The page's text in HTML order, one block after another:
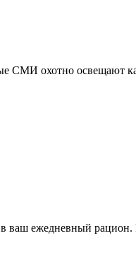
СМИ охотно освещают
ваш ежедневный рацион.